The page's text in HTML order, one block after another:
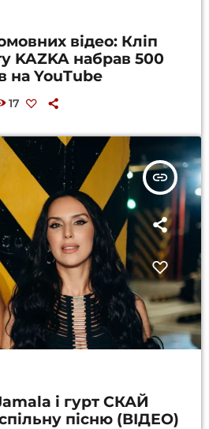
відео: Кліп
KAZKA набрав 500
на YouTube
17
insert_link
і гурт СКАЙ
пісню (ВІДЕО)